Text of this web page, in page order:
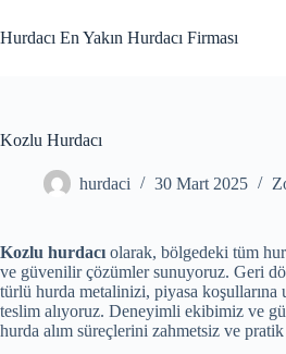
to
content
Hurdacı En Yakın Hurdacı Firması
Kozlu Hurdacı
hurdaci 30 Mart 2025
Kozlu hurdacı olarak, bölgedeki tüm
ve güvenilir çözümler sunuyoruz. Geri
türlü hurda metalinizi, piyasa
teslim alıyoruz. Deneyimli ekibimiz ve
hurda alım süreçlerini zahmetsiz ve